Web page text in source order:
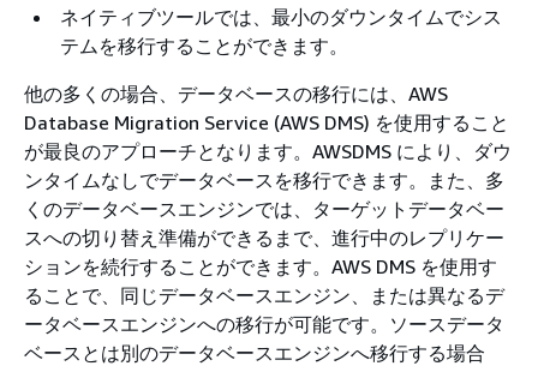
ネイティブツールでは、最小のダウンタイムでシス
テムを移行することができます。
他の多くの場合、データベースの移行には、AWS
Database Migration Service (AWS DMS) を使用すること
が最良のアプローチとなります。AWSDMS により、ダウ
ンタイムなしでデータベースを移行できます。また、多
くのデータベースエンジンでは、ターゲットデータベー
スへの切り替え準備ができるまで、進行中のレプリケー
ションを続行することができます。AWS DMS を使用す
ることで、同じデータベースエンジン、または異なるデ
ータベースエンジンへの移行が可能です。ソースデータ
ベースとは別のデータベースエンジンへ移行する場合